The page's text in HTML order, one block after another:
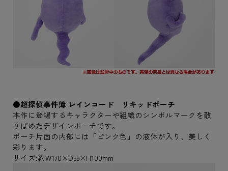
●超探偵事件簿 レインコード リキッドポーチ
本作に登場するキャラクターや組織のシンボルマークを散
りばめたデザインポーチです。
ポーチ片面の内部には「ピンク色」の液体が入り、美しく
彩ります。
サイズ:約W170×D55×H100mm